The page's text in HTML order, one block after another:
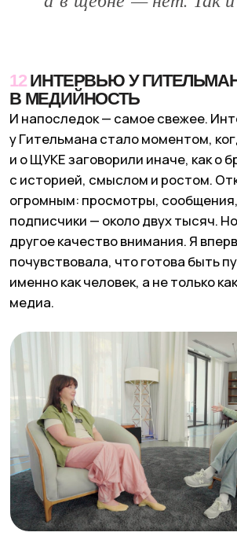
Подпишись на местную ЩУКУ в
и Instagram*и узнай о всех крутых
одним из первых.
Дата материала:зима2025
Вернуться к статьям